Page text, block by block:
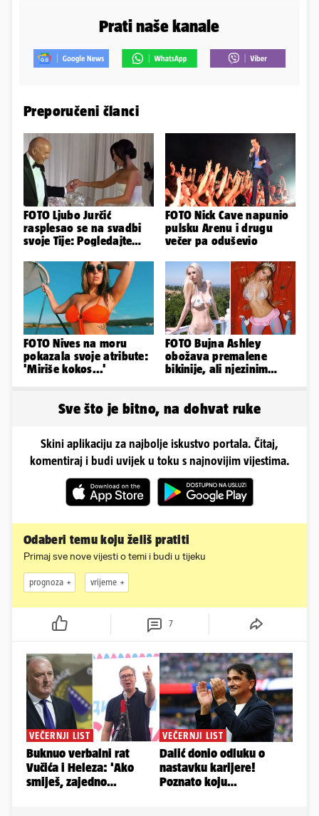
Prati naše kanale
Preporučeni članci
FOTO Ljubo Jurčić
rasplesao se na svadbi
svoje Tije: Pogledajte
vjenčanje...
FOTO Nick Cave napunio
pulsku Arenu i drugu
večer pa oduševio
FOTO Nives na moru
pokazala svoje atribute:
'Miriše kokos...'
FOTO Bujna Ashley
obožava premalene
bikinije, ali njezinim
Sve što je bitno, na dohvat ruke
Skini aplikaciju za najbolje iskustvo portala. Čitaj,
komentiraj i budi uvijek u toku s najnovijim vijestima.
Odaberi temu koju želiš pratiti
Primaj sve nove vijesti o temi i budi u tijeku
prognoza vrijeme
7